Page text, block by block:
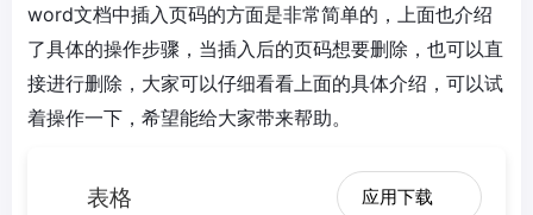
word文档中插入页码的方面是非常简单的，上面也介绍
了具体的操作步骤，当插入后的页码想要删除，也可以直
接进行删除，大家可以仔细看看上面的具体介绍，可以试
着操作一下，希望能给大家带来帮助。
表格 应用下载